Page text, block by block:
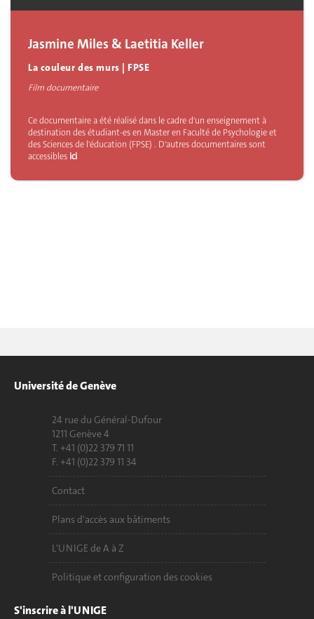
Jasmine Miles & Laetitia Keller
La couleur des murs | FPSE
Film documentaire
Ce documentaire a été réalisé dans le cadre d'un enseignement à
destination des étudiant-es en Master en Faculté de Psychologie et
des Sciences de l'éducation (FPSE) . D'autres documentaires sont
accessibles ici
Université de Genève
24 rue du Général-Dufour
1211 Genève 4
T. +41 (0)22 379 71 11
F. +41 (0)22 379 11 34
Contact
Plans d'accès aux bâtiments
L'UNIGE de A à Z
Politique et configuration des cookies
S'inscrire à l'UNIGE